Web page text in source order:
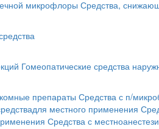
микрофлоры Средства,
Гомеопатические средства
препараты Средства с п/
местного применения
Средства с